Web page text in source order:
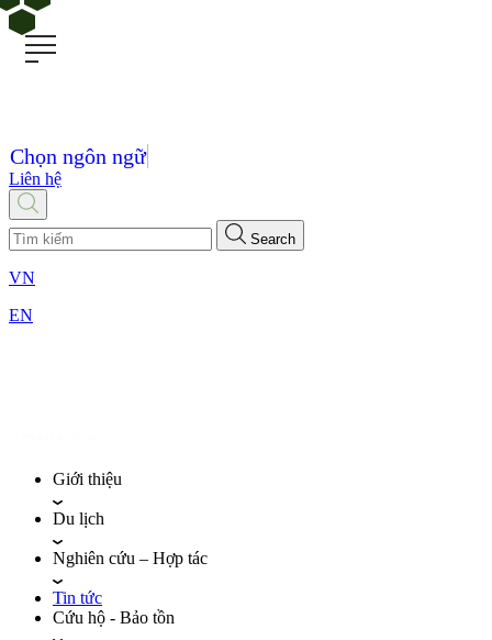
Chọn ngôn ngữ
Liên hệ
Search
VN
EN
Giới thiệu
Du lịch
Nghiên cứu – Hợp tác
Tin tức
Cứu hộ - Bảo tồn